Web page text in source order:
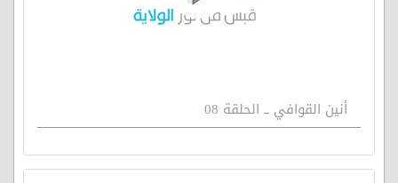
أنين القوافي ــ الحلقة 08